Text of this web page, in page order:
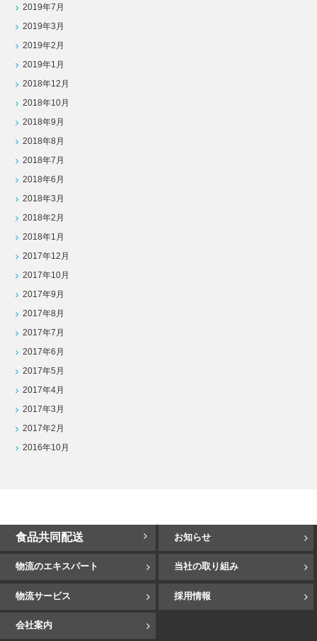
2019年7月
2019年3月
2019年2月
2019年1月
2018年12月
2018年10月
2018年9月
2018年8月
2018年7月
2018年6月
2018年3月
2018年2月
2018年1月
2017年12月
2017年10月
2017年9月
2017年8月
2017年7月
2017年6月
2017年5月
2017年4月
2017年3月
2017年2月
2016年10月
食品共同配送 お知らせ
物流のエキスパート 当社の取り組み
物流サービス 採用情報
会社案内